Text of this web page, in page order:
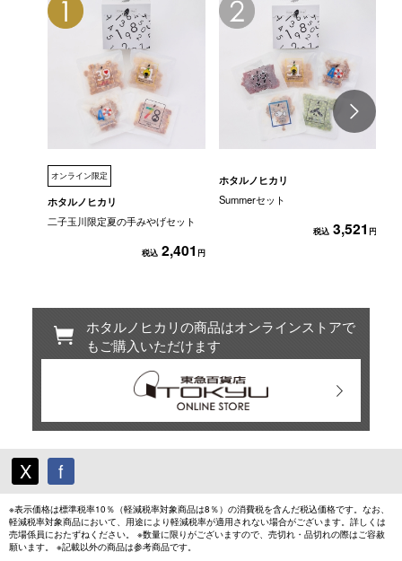
オンライン限定
ホタルノヒカリ
二子玉川限定夏の手みやげセット
税込 2,401 円
ホタルノヒカリ
Summerセット
税込 3,521 円
ホタルノヒカリの商品はオンラインストアで
もご購入いただけます
X f
※表示価格は標準税率10％（軽減税率対象商品は8％）の消費税を含んだ税込価格です。なお、
軽減税率対象商品において、用途により軽減税率が適用されない場合がございます。詳しくは
売場係員におたずねください。 ※数量に限りがございますので、売切れ・品切れの際はご容赦
願います。 ※記載以外の商品は参考商品です。